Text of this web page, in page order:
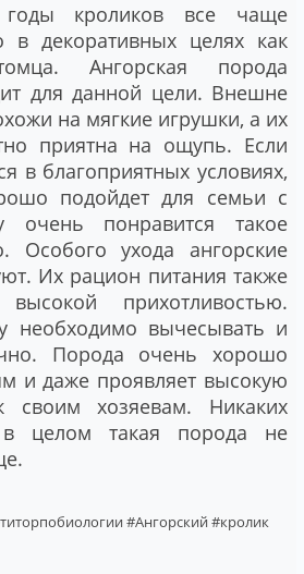
кроликов все чаще
в декоративных целях как
Ангорская порода
для данной цели. Внешне
на мягкие игрушки, а их
приятна на ощупь. Если
в благоприятных условиях,
подойдет для семьи с
очень понравится такое
Особого ухода ангорские
Их рацион питания также
прихотливостью.
необходимо вычесывать и
Порода очень хорошо
и даже проявляет высокую
своим хозяевам. Никаких
целом такая порода не
#Ангорский#кролик